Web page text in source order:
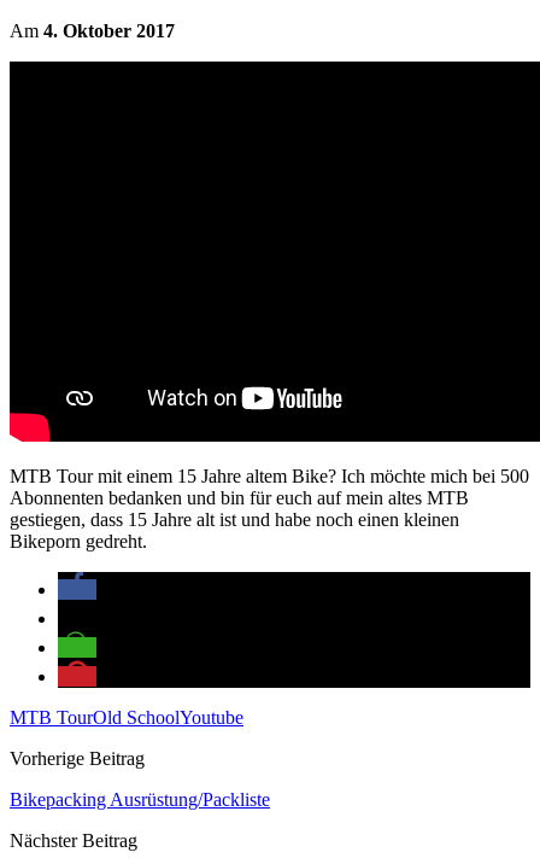
Am 4. Oktober 2017
MTB Tour mit einem 15 Jahre altem Bike? Ich möchte mich bei 500
Abonnenten bedanken und bin für euch auf mein altes MTB
gestiegen, dass 15 Jahre alt ist und habe noch einen kleinen
Bikeporn gedreht.
MTB TourOld SchoolYoutube
Vorherige Beitrag
Bikepacking Ausrüstung/Packliste
Nächster Beitrag